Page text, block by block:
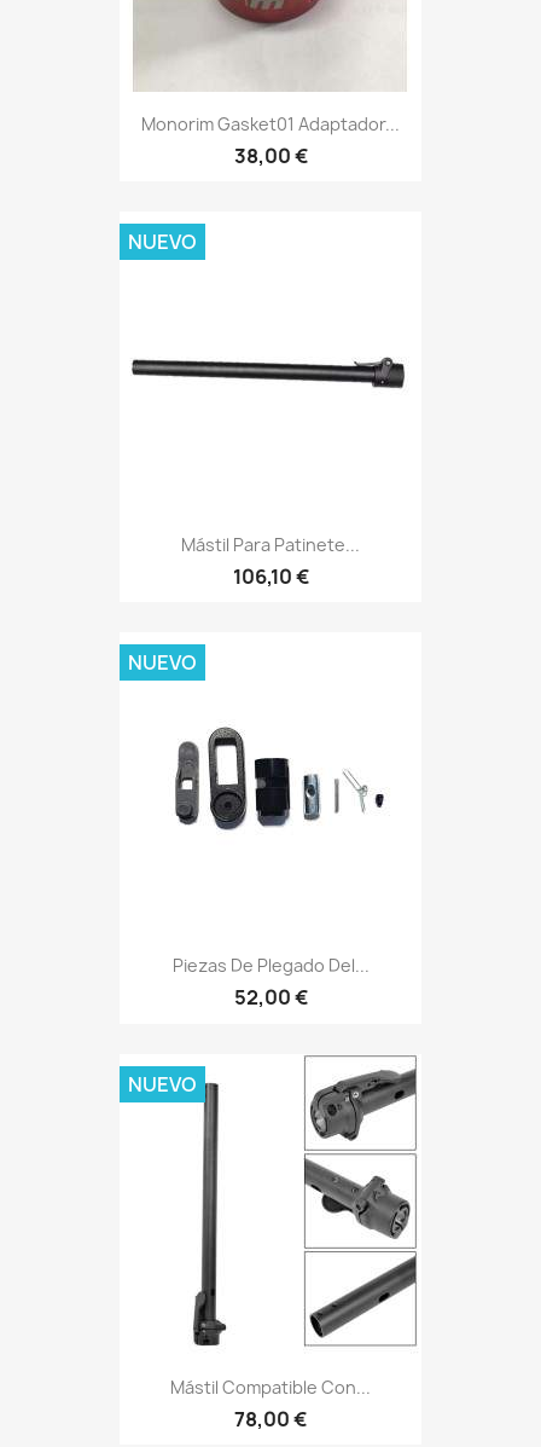
Monorim Gasket01 Adaptador...
38,00 €
Mástil Para Patinete...
106,10 €
NUEVO
Piezas De Plegado Del...
52,00 €
NUEVO
Mástil Compatible Con...
78,00 €
NUEVO